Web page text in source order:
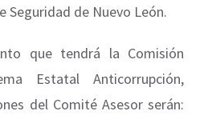
Seguridad de Nuevo León.
que tendrá la Comisión
Estatal Anticorrupción,
del Comité Asesor serán: